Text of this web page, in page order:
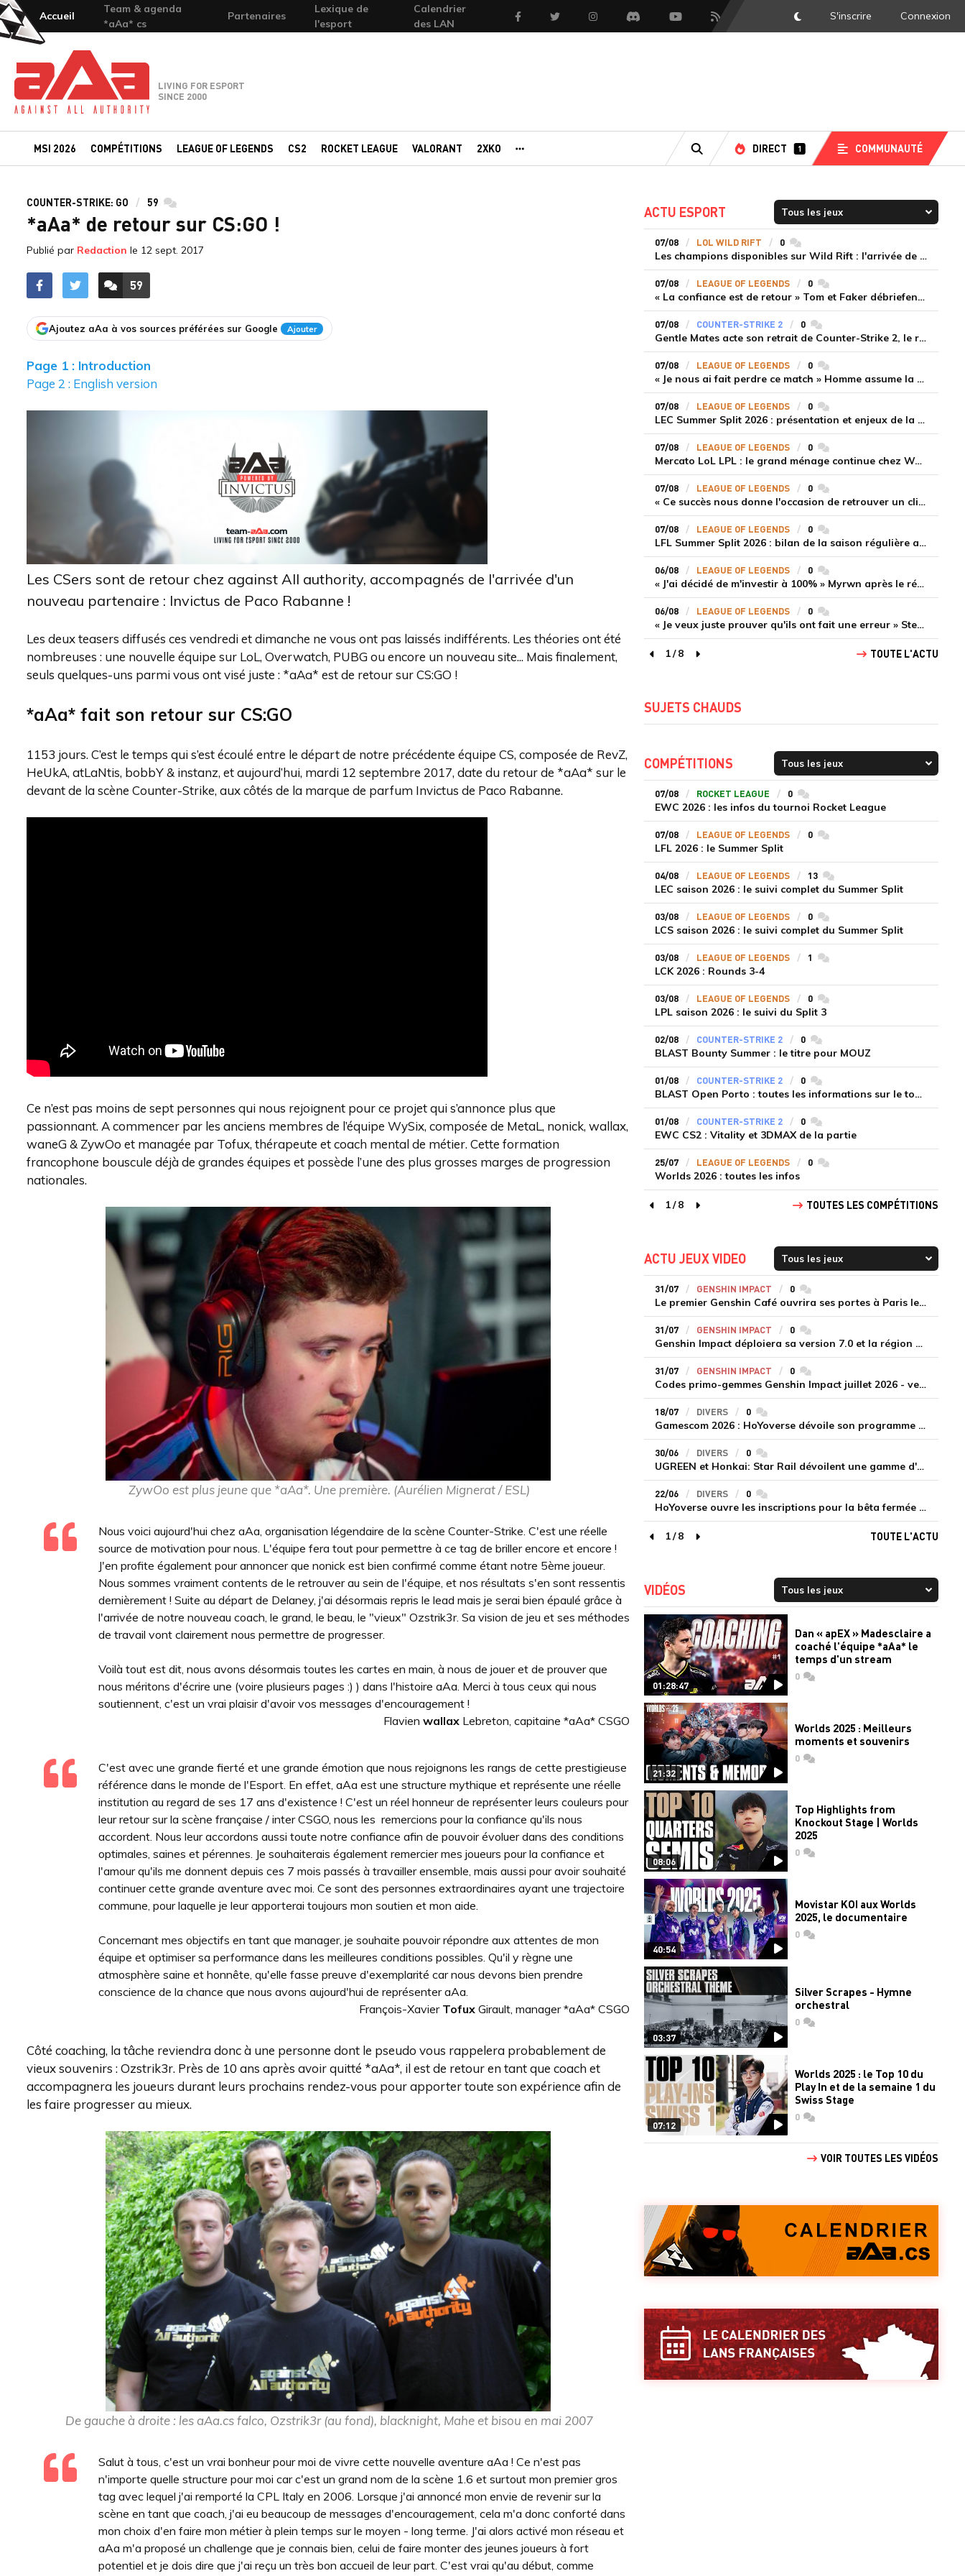
Accueil
Team & agenda
*aAa* cs
Partenaires
Lexique de
l'esport
Calendrier
des LAN
FacebookTwitter InstagramDiscord YoutubeFlux RSS DarkMode
S'inscrire Connexion
Team-aAa - against All authority
LIVING FOR ESPORT
SINCE 2000
MSI 2026 COMPÉTITIONS LEAGUE OF LEGENDS CS2 ROCKET LEAGUE VALORANT 2XKO
RECHERCHE
DIRECT 1 COMMUNAUTÉ
COUNTER-STRIKE: GO 59 commentaires
*aAa* de retour sur CS:GO !
Publié par Redaction le 12 sept. 2017
ACCÉDER AUX
59
COMMENTAIRES
Ajoutez aAa à vos sources préférées sur Google Ajouter
Page 1 : Introduction
Page 2 : English version
Les CSers sont de retour chez against All authority, accompagnés de l'arrivée d'un
nouveau partenaire : Invictus de Paco Rabanne !
Les deux teasers diffusés ces vendredi et dimanche ne vous ont pas laissés indifférents. Les théories ont été
nombreuses : une nouvelle équipe sur LoL, Overwatch, PUBG ou encore un nouveau site... Mais finalement,
seuls quelques-uns parmi vous ont visé juste : *aAa* est de retour sur CS:GO !
*aAa* fait son retour sur CS:GO
1153 jours. C’est le temps qui s’est écoulé entre le départ de notre précédente équipe CS, composée de RevZ,
HeUkA, atLaNtis, bobbY & instanz, et aujourd’hui, mardi 12 septembre 2017, date du retour de *aAa* sur le
devant de la scène Counter-Strike, aux côtés de la marque de parfum Invictus de Paco Rabanne.
Ce n’est pas moins de sept personnes qui nous rejoignent pour ce projet qui s’annonce plus que
passionnant. A commencer par les anciens membres de l’équipe WySix, composée de MetaL, nonick, wallax,
waneG & ZywOo et managée par Tofux, thérapeute et coach mental de métier. Cette formation
francophone bouscule déjà de grandes équipes et possède l’une des plus grosses marges de progression
nationales.
ZywOo est plus jeune que *aAa*. Une première. (Aurélien Mignerat / ESL)
Nous voici aujourd'hui chez aAa, organisation légendaire de la scène Counter-Strike. C'est une réelle
source de motivation pour nous. L'équipe fera tout pour permettre à ce tag de briller encore et encore !
J'en profite également pour annoncer que nonick est bien confirmé comme étant notre 5ème joueur.
Nous sommes vraiment contents de le retrouver au sein de l'équipe, et nos résultats s'en sont ressentis
dernièrement ! Suite au départ de Delaney, j'ai désormais repris le lead mais je serai bien épaulé grâce à
l'arrivée de notre nouveau coach, le grand, le beau, le "vieux" Ozstrik3r. Sa vision de jeu et ses méthodes
de travail vont clairement nous permettre de progresser.
Voilà tout est dit, nous avons désormais toutes les cartes en main, à nous de jouer et de prouver que
nous méritons d'écrire une (voire plusieurs pages :) ) dans l'histoire aAa. Merci à tous ceux qui nous
soutiennent, c'est un vrai plaisir d'avoir vos messages d'encouragement !
Flavien wallaxLebreton, capitaine *aAa* CSGO
C'est avec une grande fierté et une grande émotion que nous rejoignons les rangs de cette prestigieuse
référence dans le monde de l'Esport. En effet, aAa est une structure mythique et représente une réelle
institution au regard de ses 17 ans d'existence ! C'est un réel honneur de représenter leurs couleurs pour
leur retour sur la scène française / inter CSGO, nous les remercions pour la confiance qu'ils nous
accordent. Nous leur accordons aussi toute notre confiance afin de pouvoir évoluer dans des conditions
optimales, saines et pérennes. Je souhaiterais également remercier mes joueurs pour la confiance et
l'amour qu'ils me donnent depuis ces 7 mois passés à travailler ensemble, mais aussi pour avoir souhaité
continuer cette grande aventure avec moi. Ce sont des personnes extraordinaires ayant une trajectoire
commune, pour laquelle je leur apporterai toujours mon soutien et mon aide.
Concernant mes objectifs en tant que manager, je souhaite pouvoir répondre aux attentes de mon
équipe et optimiser sa performance dans les meilleures conditions possibles. Qu'il y règne une
atmosphère saine et honnête, qu'elle fasse preuve d'exemplarité car nous devons bien prendre
conscience de la chance que nous avons aujourd'hui de représenter aAa.
François-Xavier TofuxGirault, manager *aAa* CSGO
Côté coaching, la tâche reviendra donc à une personne dont le pseudo vous rappelera probablement de
vieux souvenirs : Ozstrik3r. Près de 10 ans après avoir quitté *aAa*, il est de retour en tant que coach et
accompagnera les joueurs durant leurs prochains rendez-vous pour apporter toute son expérience afin de
les faire progresser au mieux.
De gauche à droite : les aAa.cs falco, Ozstrik3r (au fond), blacknight, Mahe et bisou en mai 2007
Salut à tous, c'est un vrai bonheur pour moi de vivre cette nouvelle aventure aAa ! Ce n'est pas
n'importe quelle structure pour moi car c'est un grand nom de la scène 1.6 et surtout mon premier gros
tag avec lequel j'ai remporté la CPL Italy en 2006. Lorsque j'ai annoncé mon envie de revenir sur la
scène en tant que coach, j'ai eu beaucoup de messages d'encouragement, cela m'a donc conforté dans
mon choix d'en faire mon métier à plein temps sur le moyen - long terme. J'ai alors activé mon réseau et
aAa m'a proposé un challenge que je connais bien, celui de faire monter des jeunes joueurs à fort
potentiel et je dois dire que j'ai reçu un très bon accueil de leur part. C'est vrai qu'au début, comme
ACTU ESPORT
07/08 LOL WILD RIFT 0commentaires
Les champions disponibles sur Wild Rift : l'arrivée de Cho'Gath
07/08 LEAGUE OF LEGENDS 0commentaires
« La confiance est de retour » Tom et Faker débriefent la victoire convaincante de T1 face à Dplus KIA
07/08 COUNTER-STRIKE 2 0commentaires
Gentle Mates acte son retrait de Counter-Strike 2, le roster ibérique libéré
07/08 LEAGUE OF LEGENDS 0commentaires
« Je nous ai fait perdre ce match » Homme assume la responsabilité de la défaite de HLE face à Gen.G
07/08 LEAGUE OF LEGENDS 0commentaires
LEC Summer Split 2026 : présentation et enjeux de la troisième semaine de compétition
07/08 LEAGUE OF LEGENDS 0commentaires
Mercato LoL LPL : le grand ménage continue chez Weibo Gaming, Jiejie quitte le navire au profit de Xiaohao
07/08 LEAGUE OF LEGENDS 0commentaires
« Ce succès nous donne l'occasion de retrouver un climat beaucoup plus positif » Ryu et Canyon soulagés après la victoire de Gen.G sur HLE
07/08 LEAGUE OF LEGENDS 0commentaires
LFL Summer Split 2026 : bilan de la saison régulière avec Solary en tête
06/08 LEAGUE OF LEGENDS 0commentaires
« J'ai décidé de m'investir à 100% » Myrwn après le réveil de Movistar KOI face à Fnatic
06/08 LEAGUE OF LEGENDS 0commentaires
« Je veux juste prouver qu'ils ont fait une erreur » Stend se confie sur son mercato chaotique et ses ambitions avec Shifters
page précédente
1/8
page suivante
TOUTE L'ACTU
SUJETS CHAUDS
COMPÉTITIONS
07/08 ROCKET LEAGUE 0commentaires
EWC 2026 : les infos du tournoi Rocket League
07/08 LEAGUE OF LEGENDS 0commentaires
LFL 2026 : le Summer Split
04/08 LEAGUE OF LEGENDS 13commentaires
LEC saison 2026 : le suivi complet du Summer Split
03/08 LEAGUE OF LEGENDS 0commentaires
LCS saison 2026 : le suivi complet du Summer Split
03/08 LEAGUE OF LEGENDS 1 commentaires
LCK 2026 : Rounds 3-4
03/08 LEAGUE OF LEGENDS 0commentaires
LPL saison 2026 : le suivi du Split 3
02/08 COUNTER-STRIKE 2 0commentaires
BLAST Bounty Summer : le titre pour MOUZ
01/08 COUNTER-STRIKE 2 0commentaires
BLAST Open Porto : toutes les informations sur le tournoi
01/08 COUNTER-STRIKE 2 0commentaires
EWC CS2 : Vitality et 3DMAX de la partie
25/07 LEAGUE OF LEGENDS 0commentaires
Worlds 2026 : toutes les infos
page précédente
1/8
page suivante
TOUTES LES COMPÉTITIONS
ACTU JEUX VIDEO
31/07 GENSHIN IMPACT 0commentaires
Le premier Genshin Café ouvrira ses portes à Paris le 14 août
31/07 GENSHIN IMPACT 0commentaires
Genshin Impact déploiera sa version 7.0 et la région de Snezhnaya le 12 août
31/07 GENSHIN IMPACT 0commentaires
Codes primo-gemmes Genshin Impact juillet 2026 - version 7.0
18/07 DIVERS 0commentaires
Gamescom 2026 : HoYoverse dévoile son programme et présente deux nouveaux jeux inédits
30/06 DIVERS 0commentaires
UGREEN et Honkai: Star Rail dévoilent une gamme d'accessoires de recharge en édition limitée
22/06 DIVERS 0commentaires
HoYoverse ouvre les inscriptions pour la bêta fermée de Honkai : Nexus Anima
page précédente
1/8
page suivante
TOUTE L'ACTU
VIDÉOS
01:28:47
Dan « apEX » Madesclaire a
coaché l'équipe *aAa* le
temps d'un stream
0commentaires
21:32
Worlds 2025 : Meilleurs
moments et souvenirs
0commentaires
08:06
Top Highlights from
Knockout Stage | Worlds
2025
0commentaires
40:54
Movistar KOI aux Worlds
2025, le documentaire
0commentaires
03:37
Silver Scrapes - Hymne
orchestral
0commentaires
07:12
Worlds 2025 : le Top 10 du
Play In et de la semaine 1 du
Swiss Stage
0commentaires
VOIR TOUTES LES VIDÉOS